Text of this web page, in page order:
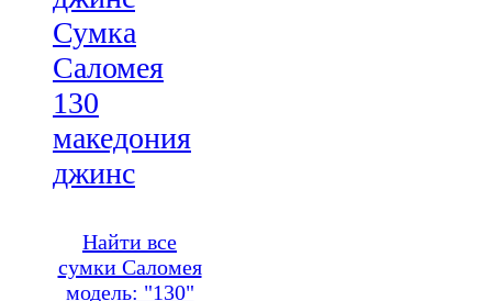
Сумка
Саломея
130
македония
джинс
Найти все
сумки Саломея
модель: "130"